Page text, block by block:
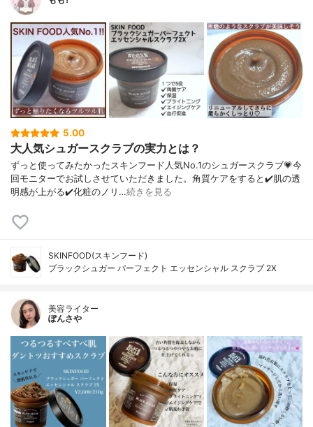
5.00
大人気シュガースクラブの実力とは？
ずっと使ってみたかったスキンフード人気No.1のシュガースクラブ💗今
回モニターでお試しさせていただきました。角質ケアをすると✔️肌の透
明感が上がる✔️化粧のノリ…続きを見る
SKINFOOD(スキンフード)
ブラックシュガー パーフェクト エッセンシャル スクラブ 2X
美容ライター
ぽんさや